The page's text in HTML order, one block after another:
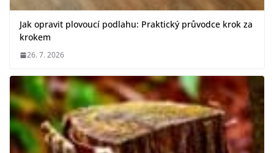
Jak opravit plovoucí podlahu: Praktický průvodce krok za
krokem
26. 7. 2026